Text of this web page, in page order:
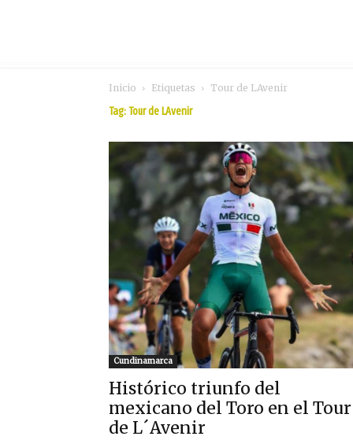
Inicio Etiquetas Tour de LAvenir
Tag: Tour de LAvenir
Cundinamarca
Histórico triunfo del
mexicano del Toro en el Tour
de L´Avenir